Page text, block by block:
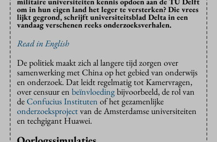
om in hun eigen land het leger te versterken? Die vrees
lijkt gegrond, schrijft universiteitsblad Delta in een
vandaag verschenen reeks onderzoeksverhalen.
Read in English
De politiek maakt zich al langere tijd zorgen over
samenwerking met China op het gebied van onderwijs
en onderzoek. Dat leidt regelmatig tot Kamervragen,
over censuur en beïnvloedingbijvoorbeeld, de rol van
deConfucius Instituten of het gezamenlijke
onderzoeksprojectvan de Amsterdamse universiteiten
en techgigant Huawei.